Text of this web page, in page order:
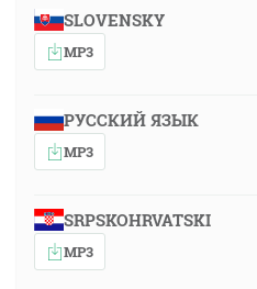
SLOVENSKY
MP3
РУССКИЙ ЯЗЫК
MP3
SRPSKOHRVATSKI
MP3